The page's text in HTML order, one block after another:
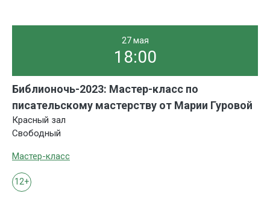
27 мая
18:00
Библионочь-2023: Мастер-класс по
писательскому мастерству от Марии Гуровой
Красный зал
Свободный
Мастер-класс
12+